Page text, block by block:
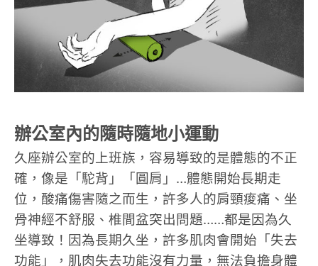
辦公室內的隨時隨地小運動
久座辦公室的上班族，容易導致的是體態的不正
確，像是「駝背」「圓肩」…體態開始長期走
位，酸痛傷害隨之而生，許多人的肩頸痠痛、坐
骨神經不舒服、椎間盆突出問題……都是因為久
坐導致！因為長期久坐，許多肌肉會開始「失去
功能」，肌肉失去功能沒有力量，無法負擔身體